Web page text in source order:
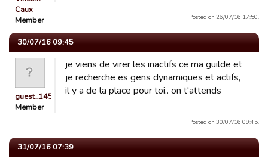
Caux
Member
Posted on 26/07/16 17:50.
30/07/16 09:45
guest_1453670265252
Member
je viens de virer les inactifs ce ma guilde et
je recherche es gens dynamiques et actifs,
il y a de la place pour toi.. on t'attends
Posted on 30/07/16 09:45.
31/07/16 07:39